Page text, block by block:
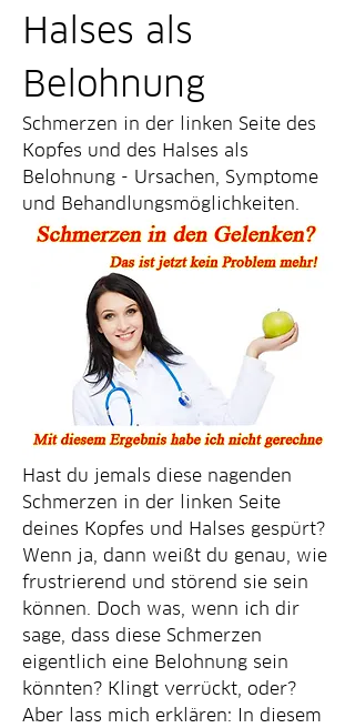
Halses als
Belohnung
Schmerzen in der linken Seite des
Kopfes und des Halses als
Belohnung - Ursachen, Symptome
und Behandlungsmöglichkeiten.
Hast du jemals diese nagenden
Schmerzen in der linken Seite
deines Kopfes und Halses gespürt?
Wenn ja, dann weißt du genau, wie
frustrierend und störend sie sein
können. Doch was, wenn ich dir
sage, dass diese Schmerzen
eigentlich eine Belohnung sein
könnten? Klingt verrückt, oder?
Aber lass mich erklären: In diesem